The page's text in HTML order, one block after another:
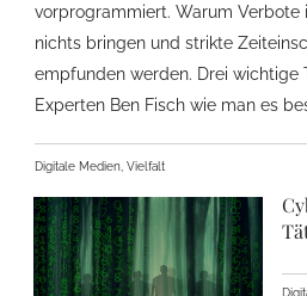
vorprogrammiert. Warum Verbote
nichts bringen und strikte
empfunden werden. Drei wichtige
Experten Ben Fisch wie man es
Digitale Medien, Vielfalt